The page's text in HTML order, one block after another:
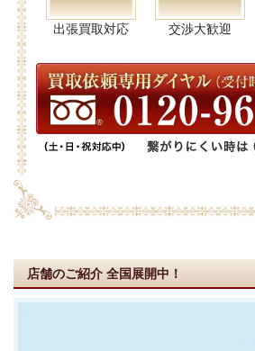
出張買取対応 交渉大歓迎
店舗のご紹介 全国展開中！